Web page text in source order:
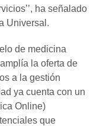
ha señalado
Universal.
de medicina
la oferta de
a la gestión
ya cuenta con un
Online)
que